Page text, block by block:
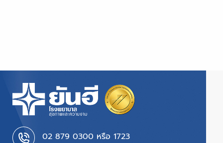
02 879 0300 หรือ 1723